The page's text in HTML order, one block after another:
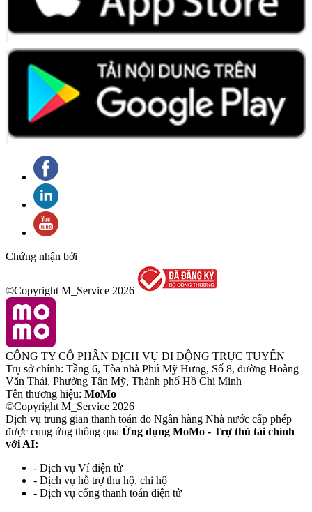
Chứng nhận bởi
©Copyright M_Service 2026
CÔNG TY CỔ PHẦN DỊCH VỤ DI ĐỘNG TRỰC TUYẾN
Trụ sở chính: Tầng 6, Tòa nhà Phú Mỹ Hưng, Số 8, đường Hoàng
Văn Thái, Phường Tân Mỹ, Thành phố Hồ Chí Minh
Tên thương hiệu: MoMo
©Copyright M_Service 2026
Dịch vụ trung gian thanh toán do Ngân hàng Nhà nước cấp phép
được cung ứng thông qua Ứng dụng MoMo - Trợ thủ tài chính
với AI:
- Dịch vụ Ví điện tử
- Dịch vụ hỗ trợ thu hộ, chi hộ
- Dịch vụ cổng thanh toán điện tử